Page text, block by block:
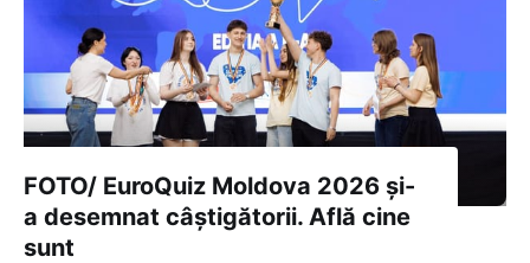
FOTO/ EuroQuiz Moldova 2026 și-
a desemnat câștigătorii. Află cine
sunt